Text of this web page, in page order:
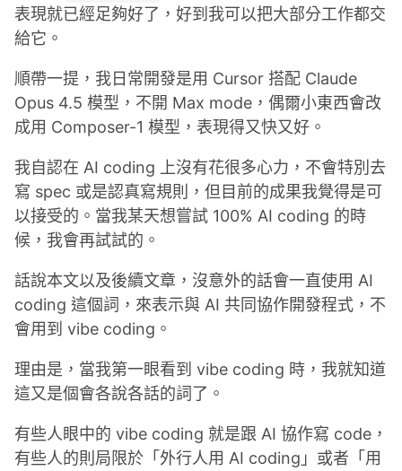
表現就已經足夠好了，好到我可以把大部分工作都交
給它。
順帶一提，我日常開發是用 Cursor 搭配 Claude
Opus 4.5 模型，不開 Max mode，偶爾小東西會改
成用 Composer-1 模型，表現得又快又好。
我自認在 AI coding 上沒有花很多心力，不會特別去
寫 spec 或是認真寫規則，但目前的成果我覺得是可
以接受的。當我某天想嘗試 100% AI coding 的時
候，我會再試試的。
話說本文以及後續文章，沒意外的話會一直使用 AI
coding 這個詞，來表示與 AI 共同協作開發程式，不
會用到 vibe coding。
理由是，當我第一眼看到 vibe coding 時，我就知道
這又是個會各說各話的詞了。
有些人眼中的 vibe coding 就是跟 AI 協作寫 code，
有些人的則局限於「外行人用 AI coding」或者「用